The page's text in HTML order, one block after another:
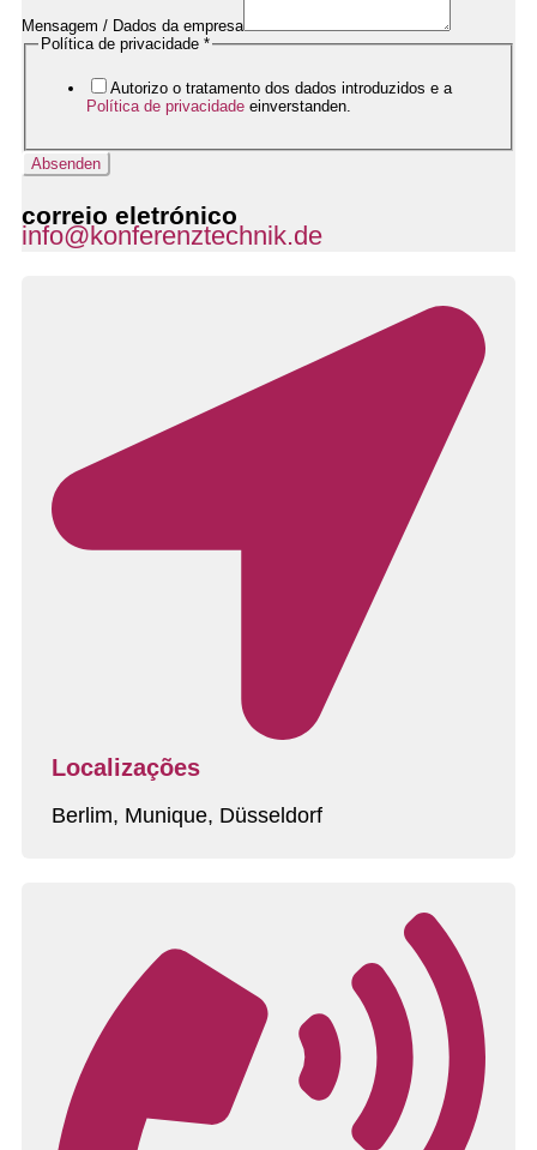
Mensagem / Dados da empresa
Política de privacidade *
Autorizo o tratamento dos dados introduzidos e a
Política de privacidadeeinverstanden.
Absenden
correio eletrónico
info@konferenztechnik.de
Localizações
Berlim, Munique, Düsseldorf